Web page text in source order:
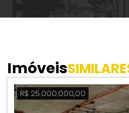
Imóveis
R$ 25.000.000,00